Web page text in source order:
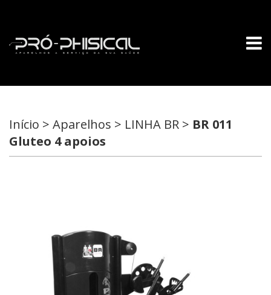
Início > Aparelhos > LINHA BR > BR 011
Gluteo 4 apoios